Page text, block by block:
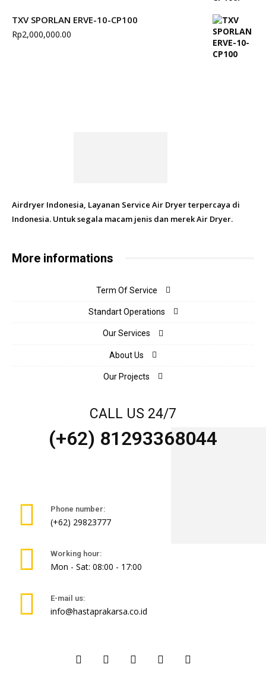
TXV SPORLAN ERVE-10-CP100
Rp2,000,000.00
Airdryer Indonesia, Layanan Service Air Dryer terpercaya di
Indonesia. Untuk segala macam jenis dan merek Air Dryer.
More informations
Term Of Service
Standart Operations
Our Services
About Us
Our Projects
CALL US 24/7
(+62) 81293368044
Phone number:
(+62) 29823777
Working hour:
Mon - Sat: 08:00 - 17:00
E-mail us:
info@hastaprakarsa.co.id